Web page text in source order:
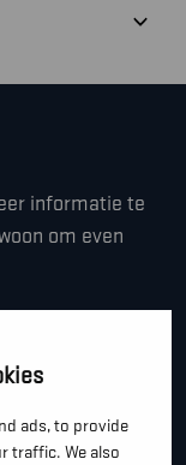
ads, to provide
traffic. We also
informatie te
om even